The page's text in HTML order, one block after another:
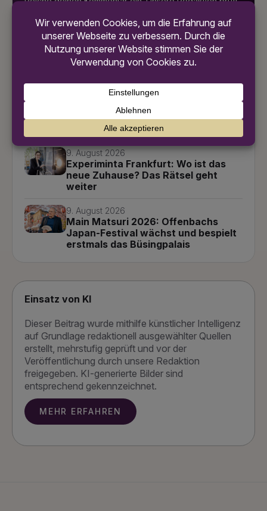
Jetzt Beitrag senden
9. August 2026
Neu ab Frankfurt: Condor fliegt jetzt
täglich nach Tel Aviv!
9. August 2026
Experiminta Frankfurt: Wo ist das
neue Zuhause? Das Rätsel geht
weiter
9. August 2026
Main Matsuri 2026: Offenbachs
Japan-Festival wächst und bespielt
erstmals das Büsingpalais
Einsatz von KI
Dieser Beitrag wurde mithilfe künstlicher Intelligenz
auf Grundlage redaktionell ausgewählter Quellen
erstellt, mehrstufig geprüft und vor der
Veröffentlichung durch unsere Redaktion
freigegeben. KI-generierte Bilder sind
entsprechend gekennzeichnet.
MEHR ERFAHREN